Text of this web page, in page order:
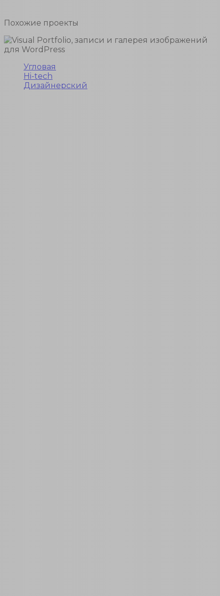
Похожие проекты
Угловая
Hi-tech
Дизайнерский